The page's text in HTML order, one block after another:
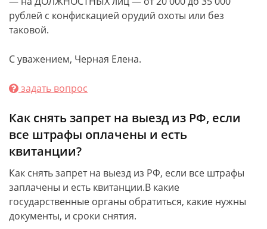
рублей с конфискацией орудий охоты или без
таковой.
С уважением, Черная Елена.
задать вопрос
Как снять запрет на выезд из РФ, если
все штрафы оплачены и есть
квитанции?
Как снять запрет на выезд из РФ, если все штрафы
заплачены и есть квитанции.В какие
государственные органы обратиться, какие нужны
документы, и сроки снятия.